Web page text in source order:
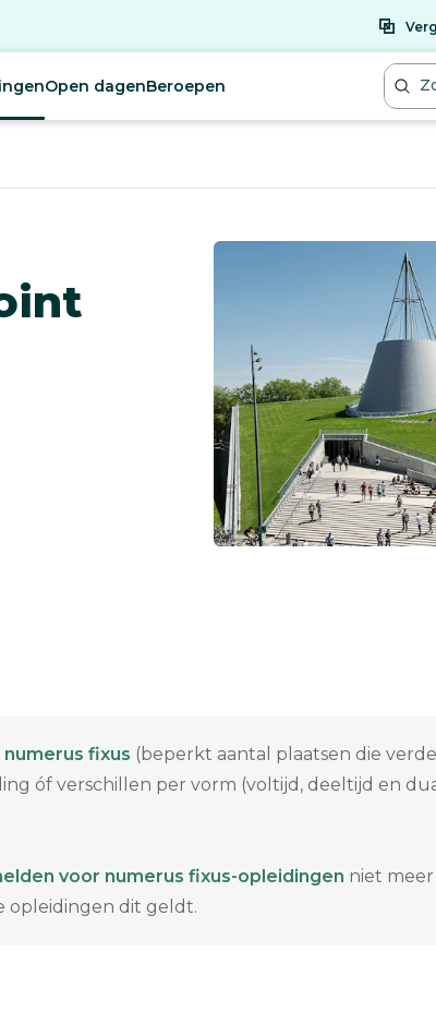
Open dagenBeroepen
numerus fixus (beperkt aantal plaatsen die
óf verschillen per vorm (voltijd, deeltijd en
voor numerus fixus-opleidingen niet
opleidingen dit geldt.